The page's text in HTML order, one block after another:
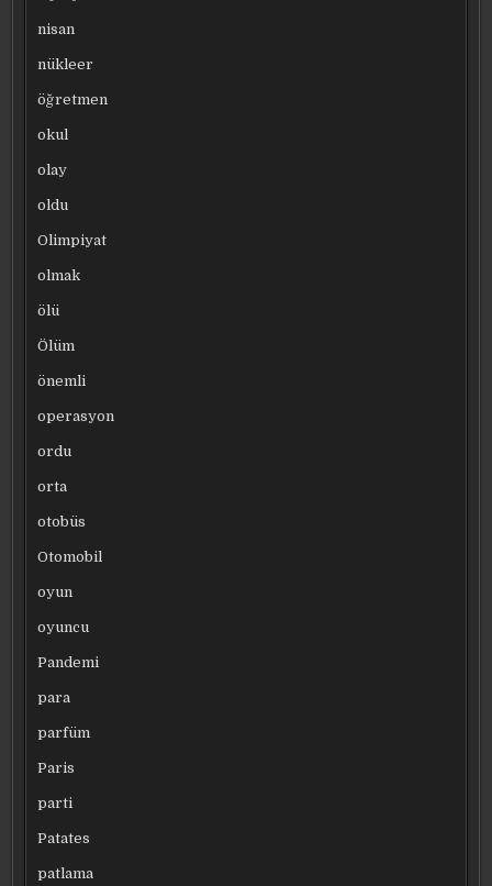
nisan
nükleer
öğretmen
okul
olay
oldu
Olimpiyat
olmak
ölü
Ölüm
önemli
operasyon
ordu
orta
otobüs
Otomobil
oyun
oyuncu
Pandemi
para
parfüm
Paris
parti
Patates
patlama